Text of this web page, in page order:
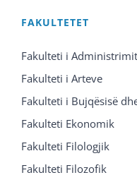
FAKULTETET
Fakulteti i
Fakulteti i Arteve
Fakulteti i Bujqësisë
Fakulteti Ekonomik
Fakulteti Filologjik
Fakulteti Filozofik